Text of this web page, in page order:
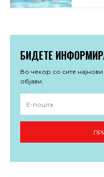
БИДЕТЕ
Во чекор со сите
објави.